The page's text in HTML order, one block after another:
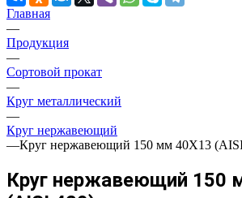
Главная
—
Продукция
—
Сортовой прокат
—
Круг металлический
—
Круг нержавеющий
—Круг нержавеющий 150 мм 40Х13
Круг нержавеющий 150